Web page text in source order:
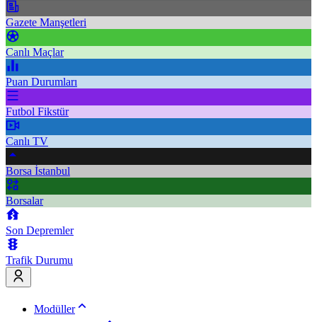
Gazete Manşetleri
Canlı Maçlar
Puan Durumları
Futbol Fikstür
Canlı TV
Borsa İstanbul
Borsalar
Son Depremler
Trafik Durumu
Modüller